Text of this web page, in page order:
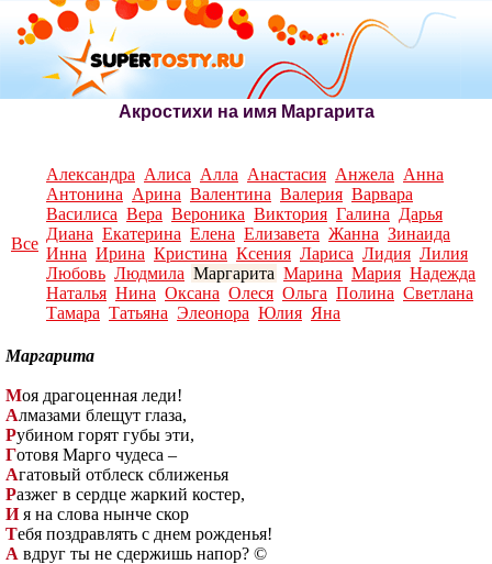
Акростихи на имя Маргарита
Все
Александра Алиса Алла Анастасия Анжела Анна
Антонина Арина Валентина Валерия Варвара
Василиса Вера Вероника Виктория Галина Дарья
Диана Екатерина Елена Елизавета Жанна Зинаида
Инна Ирина Кристина Ксения Лариса Лидия Лилия
Любовь Людмила Маргарита Марина Мария Надежда
Наталья Нина Оксана Олеся Ольга Полина Светлана
Тамара Татьяна Элеонора Юлия Яна
Маргарита
Моя драгоценная леди!
Алмазами блещут глаза,
Рубином горят губы эти,
Готовя Марго чудеса –
Агатовый отблеск сближенья
Разжег в сердце жаркий костер,
Ия на слова нынче скор
Тебя поздравлять с днем рожденья!
А вдруг ты не сдержишь напор? ©